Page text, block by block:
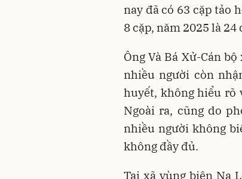
nay đã có 63 cặp tảo
8 cặp, năm 2025 là 24
Ông Và Bá Xử-Cán
nhiều người còn
huyết, không hiểu rõ
Ngoài ra, cũng do
nhiều người không
không đầy đủ.
Tại xã vùng biên Na